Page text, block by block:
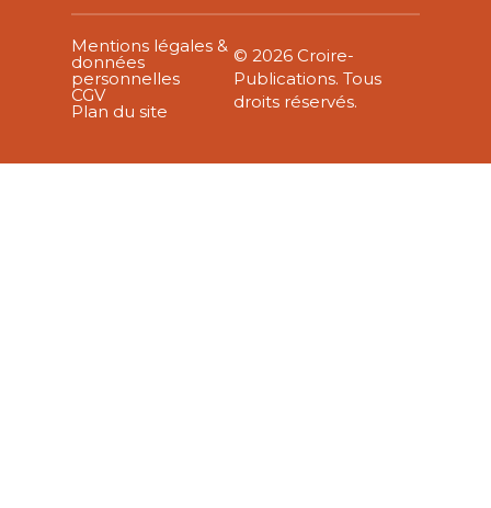
Mentions légales &
données
personnelles
CGV
Plan du site
© 2026 Croire-
Publications. Tous
droits réservés.